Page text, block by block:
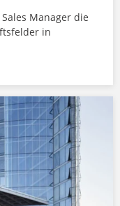
Manager die
in